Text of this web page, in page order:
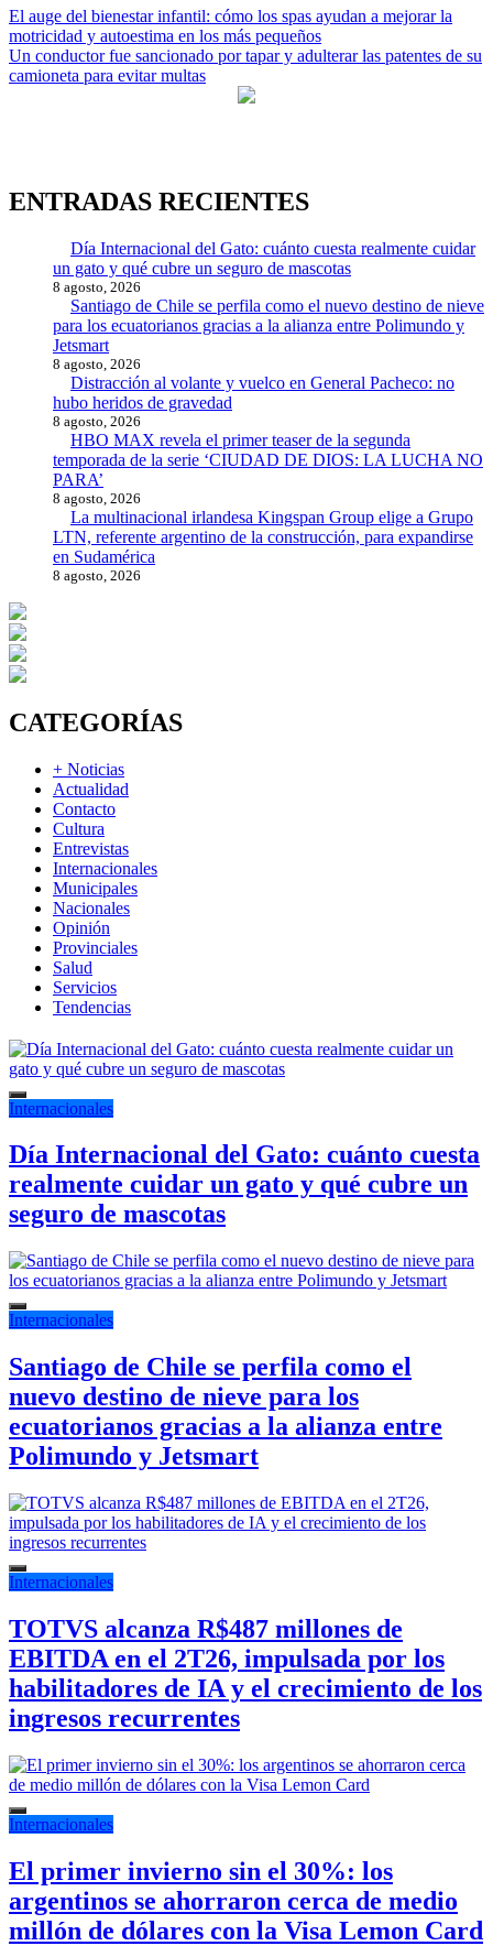
Navegación
de
entradas
El auge del bienestar infantil: cómo los spas ayudan a mejorar la
motricidad y autoestima en los más pequeños
Un conductor fue sancionado por tapar y adulterar las patentes de su
camioneta para evitar multas
ENTRADAS RECIENTES
Día Internacional del Gato: cuánto cuesta realmente cuidar
un gato y qué cubre un seguro de mascotas
8 agosto, 2026
Santiago de Chile se perfila como el nuevo destino de nieve
para los ecuatorianos gracias a la alianza entre Polimundo y
Jetsmart
8 agosto, 2026
Distracción al volante y vuelco en General Pacheco: no
hubo heridos de gravedad
8 agosto, 2026
HBO MAX revela el primer teaser de la segunda
temporada de la serie ‘CIUDAD DE DIOS: LA LUCHA NO
PARA’
8 agosto, 2026
La multinacional irlandesa Kingspan Group elige a Grupo
LTN, referente argentino de la construcción, para expandirse
en Sudamérica
8 agosto, 2026
CATEGORÍAS
+ Noticias
Actualidad
Contacto
Cultura
Entrevistas
Internacionales
Municipales
Nacionales
Opinión
Provinciales
Salud
Servicios
Tendencias
Internacionales
Día Internacional del Gato: cuánto cuesta
realmente cuidar un gato y qué cubre un
seguro de mascotas
Internacionales
Santiago de Chile se perfila como el
nuevo destino de nieve para los
ecuatorianos gracias a la alianza entre
Polimundo y Jetsmart
Internacionales
TOTVS alcanza R$487 millones de
EBITDA en el 2T26, impulsada por los
habilitadores de IA y el crecimiento de los
ingresos recurrentes
Internacionales
El primer invierno sin el 30%: los
argentinos se ahorraron cerca de medio
millón de dólares con la Visa Lemon Card